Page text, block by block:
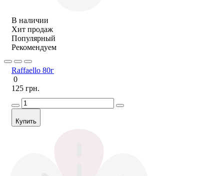
В наличии
Хит продаж
Популярный
Рекомендуем
Raffaello 80г
0
125 грн.
Купить